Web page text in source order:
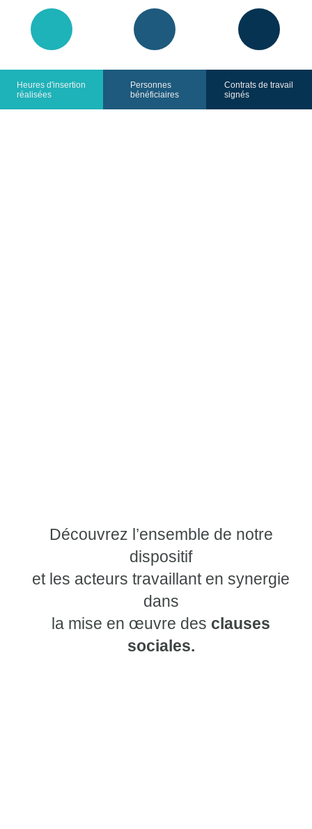
Heures d'insertion
réalisées
Personnes
bénéficiaires
Contrats de travail
signés
Découvrez l’ensemble de notre
dispositif
et les acteurs travaillant en synergie
dans
la mise en œuvre des clauses
sociales.